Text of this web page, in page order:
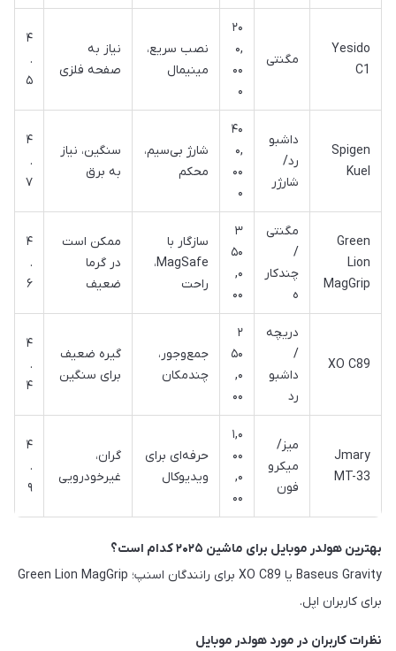
Yesido
C1
مگنتی
۲۰
۰,
۰۰
۰
نصب سریع،
مینیمال
نیاز به
صفحه فلزی
۴
.
۵
Spigen
Kuel
داشبو
رد/
شارژر
۴۰
۰,
۰۰
۰
شارژ بی‌سیم،
محکم
سنگین، نیاز
به برق
۴
.
۷
Green
Lion
MagGrip
مگنتی
/
چندکار
ه
۳
۵۰
,۰
۰۰
سازگار با
MagSafe،
راحت
ممکن است
در گرما
ضعیف
۴
.
۶
XO C89
دریچه
/
داشبو
رد
۲
۵۰
,۰
۰۰
جمع‌وجور،
چندمکان
گیره ضعیف
برای سنگین
۴
.
۴
Jmary
MT-33
میز/
میکرو
فون
۱,۰
۰۰
,۰
۰۰
حرفه‌ای برای
ویدیوکال
گران،
غیرخودرویی
۴
.
۹
بهترین هولدر موبایل برای ماشین ۲۰۲۵ کدام است؟
Baseus Gravity یا XO C89 برای رانندگان اسنپ؛ Green Lion MagGrip
برای کاربران اپل.
نظرات کاربران در مورد هولدر موبایل